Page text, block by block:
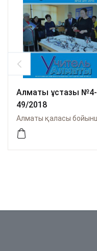
Алматы ұстазы №4-
49/2018